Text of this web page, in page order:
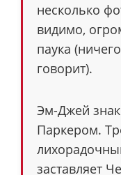
несколько
видимо,
паука
говорит).
Эм-Джей
Паркером.
заставляет